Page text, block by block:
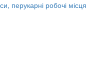
перукарні робочі місця